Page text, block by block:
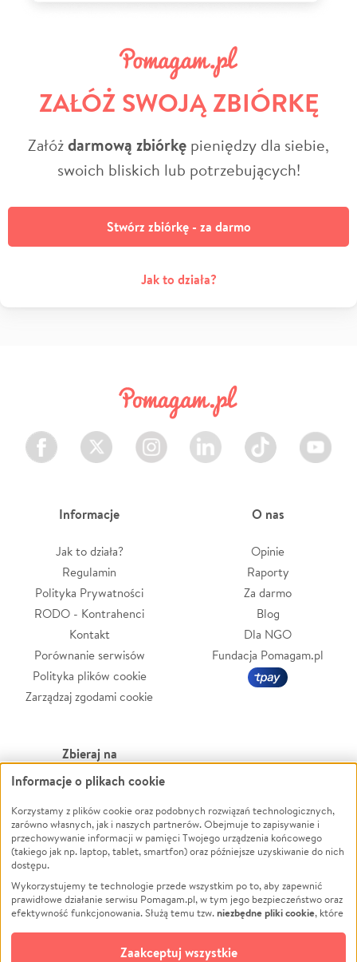
ZAŁÓŻ SWOJĄ ZBIÓRKĘ
Załóżdarmową zbiórkę pieniędzy dla siebie,
swoich bliskich lub potrzebujących!
Stwórz zbiórkę - za darmo
Jak to działa?
Facebook Twitter Instagram LinkedIn TikTok Youtube
Informacje
Jak to działa?
Regulamin
Polityka Prywatności
RODO - Kontrahenci
Kontakt
Porównanie serwisów
Polityka plików cookie
Zarządzaj zgodami cookie
O nas
Opinie
Raporty
Za darmo
Blog
Dla NGO
Fundacja Pomagam.pl
Zbieraj na
Leczenie
Zwierzęta
Pożar
Ukraina
Pomoc Finansowa
Projekty
Pogrzeb
Społeczność lokalna
Powódź
Wichura
NGO
Edukacja
Podróż
Impreza
Ochrona środowiska
Informacje o plikach cookie
Korzystamy z plików cookie oraz podobnych rozwiązań technologicznych,
zarówno własnych, jak i naszych partnerów. Obejmuje to zapisywanie i
przechowywanie informacji w pamięci Twojego urządzenia końcowego
(takiego jak np. laptop, tablet, smartfon) oraz późniejsze uzyskiwanie do nich
dostępu.
Wykorzystujemy te technologie przede wszystkim po to, aby zapewnić
prawidłowe działanie serwisu Pomagam.pl, w tym jego bezpieczeństwo oraz
efektywność funkcjonowania. Służą temu tzw.niezbędne pliki cookie, które
opcjonalnych plików cookie
Zaakceptuj wszystkie